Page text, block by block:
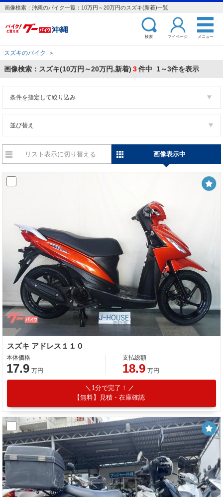
画像検索：沖縄のバイク一覧：10万円～20万円のスズキ(新着)一覧
検索 マイページ メニュー
スズキのバイク ＞
画像検索：スズキ(10万円～20万円,新着) 3件中 1～3件を表示
条件を指定して絞り込み
並び替え
リスト表示に切り替える 画像表示中
スズキ アドレス１１０
本体価格
17.9 万円
支払総額
18.9 万円
1分で完了！
【無料】見積・在庫確認